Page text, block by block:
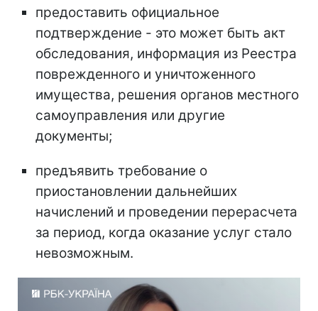
предоставить официальное
подтверждение - это может быть акт
обследования, информация из Реестра
поврежденного и уничтоженного
имущества, решения органов местного
самоуправления или другие
документы;
предъявить требование о
приостановлении дальнейших
начислений и проведении перерасчета
за период, когда оказание услуг стало
невозможным.